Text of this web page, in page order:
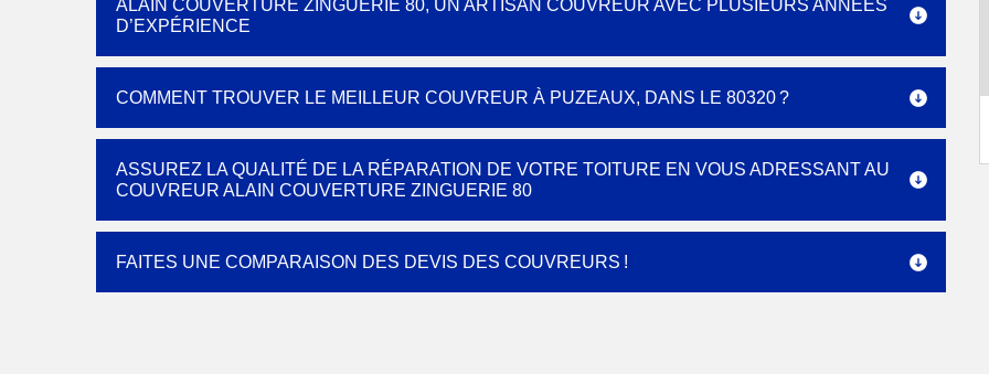
ALAIN COUVERTURE ZINGUERIE 80, UN ARTISAN COUVREUR AVEC PLUSIEURS ANNÉES
D’EXPÉRIENCE
COMMENT TROUVER LE MEILLEUR COUVREUR À PUZEAUX, DANS LE 80320 ?
ASSUREZ LA QUALITÉ DE LA RÉPARATION DE VOTRE TOITURE EN VOUS ADRESSANT AU
COUVREUR ALAIN COUVERTURE ZINGUERIE 80
FAITES UNE COMPARAISON DES DEVIS DES COUVREURS !